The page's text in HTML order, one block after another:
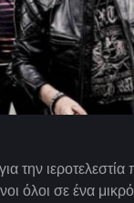
την
όλοι σε ένα